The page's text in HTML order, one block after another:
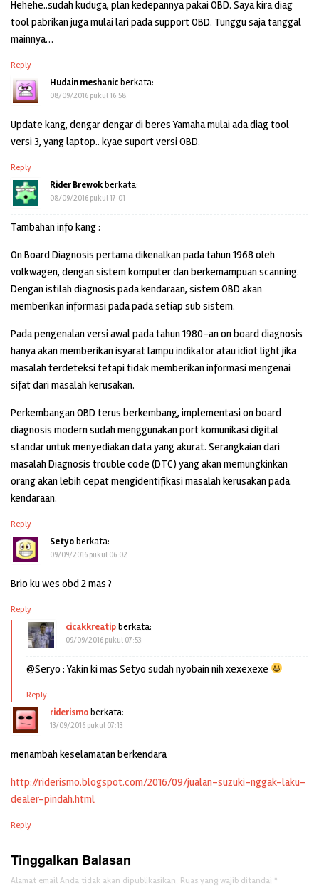
Hehehe..sudah kuduga, plan kedepannya pakai OBD. Saya kira diag
tool pabrikan juga mulai lari pada support OBD. Tunggu saja tanggal
mainnya…
Reply
Hudain meshanicberkata:
08/09/2016 pukul 16:58
Update kang, dengar dengar di beres Yamaha mulai ada diag tool
versi 3, yang laptop.. kyae suport versi OBD.
Reply
Rider Brewokberkata:
08/09/2016 pukul 17:01
Tambahan info kang :
On Board Diagnosis pertama dikenalkan pada tahun 1968 oleh
volkwagen, dengan sistem komputer dan berkemampuan scanning.
Dengan istilah diagnosis pada kendaraan, sistem OBD akan
memberikan informasi pada pada setiap sub sistem.
Pada pengenalan versi awal pada tahun 1980-an on board diagnosis
hanya akan memberikan isyarat lampu indikator atau idiot light jika
masalah terdeteksi tetapi tidak memberikan informasi mengenai
sifat dari masalah kerusakan.
Perkembangan OBD terus berkembang, implementasi on board
diagnosis modern sudah menggunakan port komunikasi digital
standar untuk menyediakan data yang akurat. Serangkaian dari
masalah Diagnosis trouble code (DTC) yang akan memungkinkan
orang akan lebih cepat mengidentifikasi masalah kerusakan pada
kendaraan.
Reply
Setyoberkata:
09/09/2016 pukul 06:02
Brio ku wes obd 2 mas ?
Reply
cicakkreatipberkata:
09/09/2016 pukul 07:53
@Seryo : Yakin ki mas Setyo sudah nyobain nih xexexexe
Reply
riderismoberkata:
13/09/2016 pukul 07:13
menambah keselamatan berkendara
http://riderismo.blogspot.com/2016/09/jualan-suzuki-nggak-laku-
dealer-pindah.html
Reply
Tinggalkan Balasan
Alamat email Anda tidak akan dipublikasikan. Ruas yang wajib ditandai *